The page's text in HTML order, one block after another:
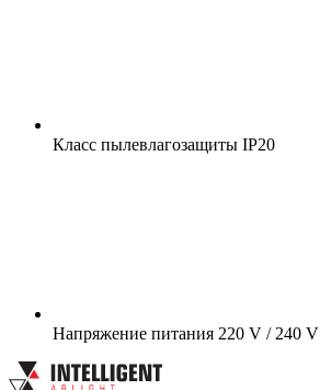
Класс пылевлагозащиты IP20
Напряжение питания 220 V / 240 V